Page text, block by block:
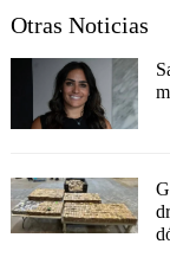
Otras Noticias